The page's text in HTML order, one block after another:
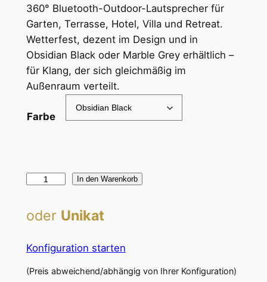
360° Bluetooth-Outdoor-Lautsprecher für
Garten, Terrasse, Hotel, Villa und Retreat.
Wetterfest, dezent im Design und in
Obsidian Black oder Marble Grey erhältlich –
für Klang, der sich gleichmäßig im
Außenraum verteilt.
Farbe
m
a
o
In den Warenkorb
oder Unikat
Konfiguration starten
(Preis abweichend/abhängig von Ihrer Konfiguration)